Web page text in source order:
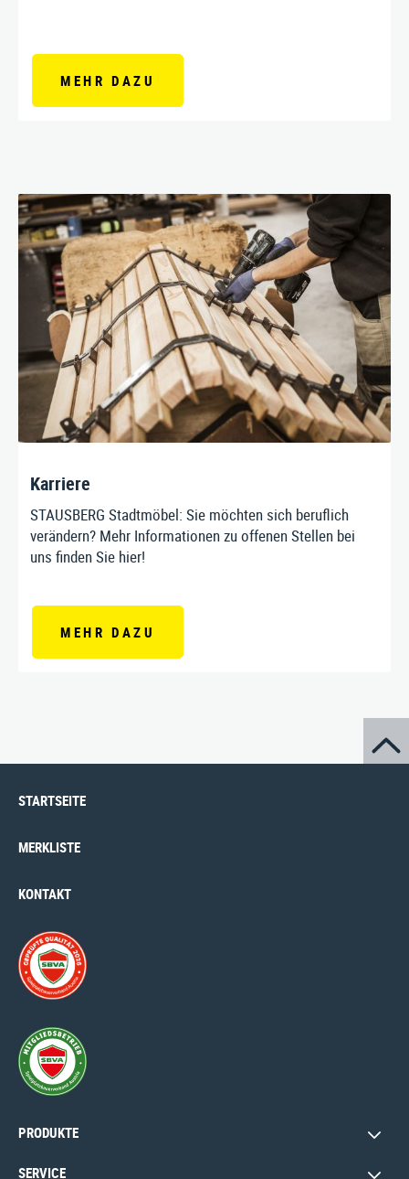
MEHR DAZU
Karriere
STAUSBERG Stadtmöbel: Sie möchten sich beruflich
verändern? Mehr Informationen zu offenen Stellen bei
uns finden Sie hier!
MEHR DAZU
STARTSEITE
MERKLISTE
KONTAKT
PRODUKTE
SERVICE